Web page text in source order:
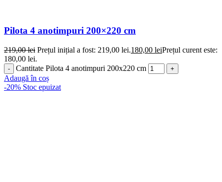
Pilota 4 anotimpuri 200×220 cm
219,00lei Prețul inițial a fost: 219,00 lei.180,00 leiPrețul curent este:
180,00 lei.
Cantitate Pilota 4 anotimpuri 200x220 cm
Adaugă în coș
-20% Stoc epuizat